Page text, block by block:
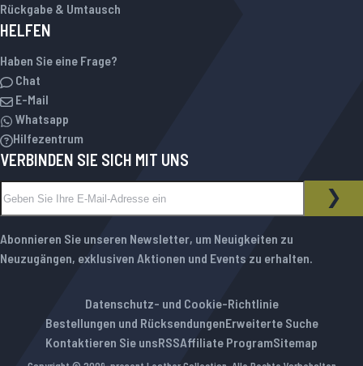
Rückgabe & Umtausch
HELFEN
Haben Sie eine Frage?
Chat
E-Mail
Whatsapp
Hilfezentrum
VERBINDEN SIE SICH MIT UNS
NEWSLETTER
Abonnieren Sie unseren Newsletter, um Neuigkeiten zu
Neuzugängen, exklusiven Aktionen und Events zu erhalten.
Datenschutz- und Cookie-Richtlinie
Bestellungen und RücksendungenErweiterte Suche
Kontaktieren Sie unsRSSAffiliate ProgramSitemap